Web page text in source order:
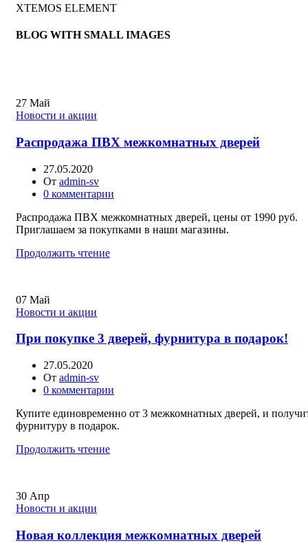
XTEMOS ELEMENT
BLOG WITH SMALL IMAGES
27 Май
Новости и акции
Распродажа ПВХ межкомнатных дверей
27.05.2020
От admin-sv
0 комментарии
Распродажа ПВХ межкомнатных дверей, цены от 1990 руб.
Приглашаем за покупками в наши магазины.
Продолжить чтение
07 Май
Новости и акции
При покупке 3 дверей, фурнитура в подарок!
27.05.2020
От admin-sv
0 комментарии
Купите единовременно от 3 межкомнатных дверей, и
фурнитуру в подарок.
Продолжить чтение
30 Апр
Новости и акции
Новая коллекция межкомнатных дверей